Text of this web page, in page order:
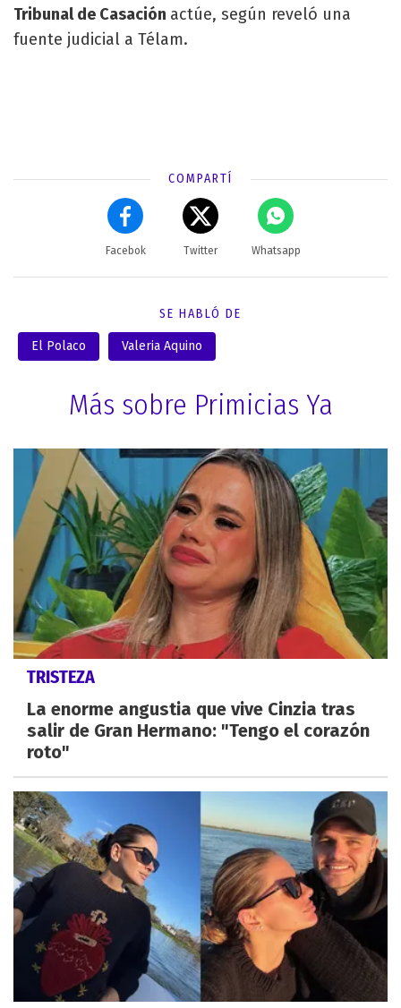
Tribunal de Casación actúe, según reveló una
fuente judicial a Télam.
COMPARTÍ
Facebok Twitter Whatsapp
SE HABLÓ DE
El Polaco Valeria Aquino
Más sobre Primicias Ya
TRISTEZA
La enorme angustia que vive Cinzia tras
salir de Gran Hermano: "Tengo el corazón
roto"